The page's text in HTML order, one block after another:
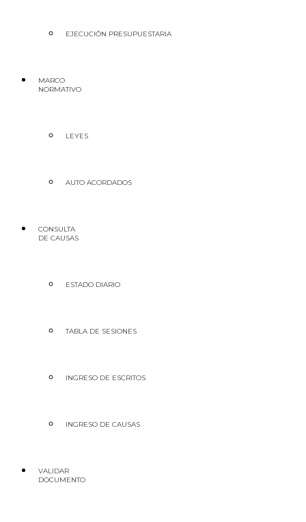
EJECUCIÓN PRESUPUESTARIA
MARCO
NORMATIVO
LEYES
AUTO ACORDADOS
CONSULTA
DE CAUSAS
ESTADO DIARIO
TABLA DE SESIONES
INGRESO DE ESCRITOS
INGRESO DE CAUSAS
VALIDAR
DOCUMENTO